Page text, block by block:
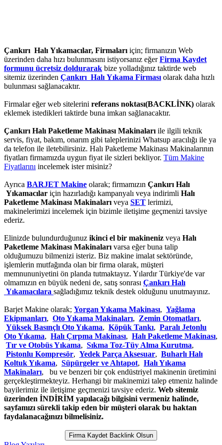
Çankırı Halı Yıkamacılar, Firmalarıiçin; firmanızın Web
üzerinden daha hızı bulunmasını istiyorsanız eğerFirma Kaydet
formunu ücretsiz doldurarak bize yolladığınız taktirde web
sitemiz üzerinden Çankırı Halı Yıkama Firmasıolarak daha hızlı
bulunması sağlanacaktır.
Firmalar eğer web sitelerini referans noktası(BACKLİNK) olarak
eklemek istedikleri taktirde buna imkan sağlanacaktır.
Çankırı Halı Paketleme Makinası Makinalarıile ilgili teknik
servis, fiyat, bakım, onarım gibi taleplerinizi Whatsup aracılığı ile ya
da telefon ile iletebilirsiniz. Halı Paketleme Makinası Makinalarının
fiyatları firmamızda uygun fiyat ile sizleri bekliyor. Tüm Makine
Fiyatlarını incelemek ister misiniz?
Ayrıca BARJET Makine olarak; firmamızın Çankırı Halı
Yıkamacılar için hazırladığı kampanyalı veya indirimli Halı
Paketleme Makinası Makinalarıveya SET lerimizi,
makinelerimizi incelemek için bizimle iletişime geçmenizi tavsiye
ederiz.
Elinizde bulundurduğunuz ikinci el bir makineniz veya Halı
Paketleme Makinası Makinalarıvarsa eğer buna talip
olduğumuzu bilmenizi isteriz. Biz makine imalat sektöründe,
işlemlerin mutfağında olan bir firma olarak, müşteri
memnununiyetini ön planda tutmaktayız. Yılardır Türkiye'de var
olmamızın en büyük nedeni de, satış sonrası Çankırı Halı
Yıkamacılara sağladığımız teknik destek olduğunu unutmayınız.
Barjet Makine olarak; Yorgan Yıkama Makinası, Yağlama
Ekipmanları, Oto Yıkama Makinaları, Zemin Otomatları,
Yüksek Basınçlı Oto Yıkama, Köpük Tankı, Paralı Jetonlu
Oto Yıkama, Halı Çırpma Makinası, Halı Paketleme Makinası,
Tır ve Otobüs Yıkama, Sıkma Toz-Tüy Alma Kurutma,
Pistonlu Kompresör, Yedek Parça Aksesuar, Buharlı Halı
Koltuk Yıkama, Süpürgeler ve Ahtapot, Halı Yıkama
Makinaları, bu ve benzeri bir çok endüstriyel makinenin üretimini
gerçekleştirmekteyiz. Herhangi bir makinemizi talep etmeniz halinde
bayilerimiz ile iletişime geçmenizi tavsiye ederiz. Web sitemiz
üzerinden İNDİRİM yapılacağı bilgisini vermeniz halinde,
sayfamızı sürekli takip eden bir müşteri olarak bu haktan
faydalanacağınızı bilmelisiniz.
Firma Kaydet Backlink Olsun